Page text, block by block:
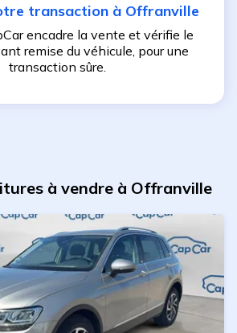
transaction à Offranville
encadre la vente et vérifie le
remise du véhicule, pour une
transaction sûre.
à vendre à Offranville